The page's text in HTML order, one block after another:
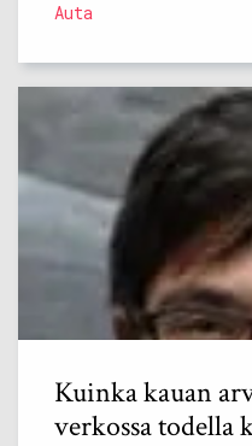
Auta
Kuinka kauan
verkossa todella